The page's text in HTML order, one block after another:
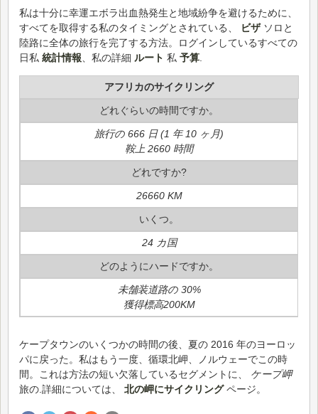
私は十分に幸運エボラ出血熱発生と地域紛争を避けるために、
すべてを取得する私のタイミングとされている、
ビザソロと
陸路に全体の旅行を完了する方法。ログインしているすべての
日私 統計情報 、私の詳細 ルート 私 予算
アフリカのサイクリング
どれぐらいの時間ですか。
旅行の 666 日 (1 年 10 ヶ月)
鞍上 2660 時間
どれですか?
26660 KM
いくつ。
24 カ国
どのようにハードですか。
未舗装道路の 30%
獲得標高200KM
ケープタウンのいくつかの時間の後、夏の 2016 年のヨーロッ
パに戻った。私はもう一度、循環北岬、ノルウェーでこの時
間。これは方法の短い欠落しているセグメントに、 ケープ岬
旅の.詳細については、 北の岬にサイクリングページ。